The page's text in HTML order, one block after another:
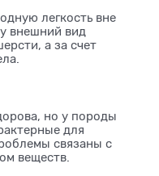
легкость вне
внешний вид
а за счет
но у породы
для
связаны с
веществ.